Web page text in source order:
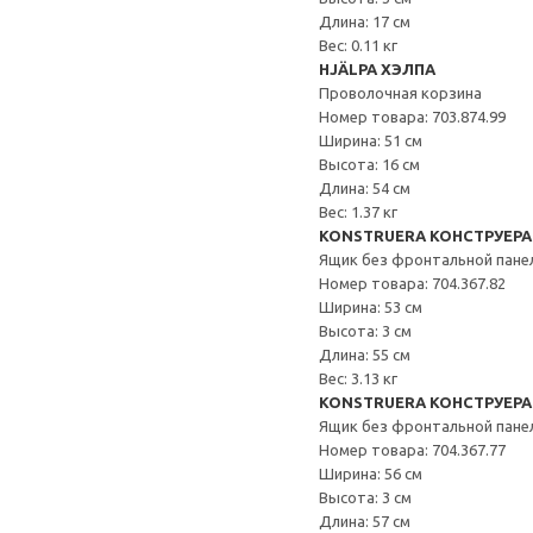
Длина: 17 см
Вес: 0.11 кг
HJÄLPA ХЭЛПА
Проволочная корзина
Номер товара: 703.874.99
Ширина: 51 см
Высота: 16 см
Длина: 54 см
Вес: 1.37 кг
KONSTRUERA КОНСТРУЕРА
Ящик без фронтальной
Номер товара: 704.367.82
Ширина: 53 см
Высота: 3 см
Длина: 55 см
Вес: 3.13 кг
KONSTRUERA КОНСТРУЕРА
Ящик без фронтальной
Номер товара: 704.367.77
Ширина: 56 см
Высота: 3 см
Длина: 57 см